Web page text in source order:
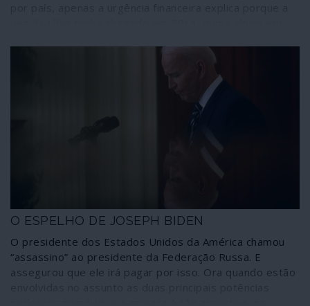
colonialismo imperial recorreu mais uma vez ao poder
militar com o objectivo de travar os esforços africanos
para cortar amarras e dependências, principalmente
através da criação de um mercado único e de uma
moeda única que pusesse fim ao reinado regional do
dólar e do franco CFA. O poder financeiro líbio iria
O ESPELHO DE JOSEPH BIDEN
O presidente dos Estados Unidos da América chamou
“assassino” ao presidente da Federação Russa. E
assegurou que ele irá pagar por isso. Ora quando estão